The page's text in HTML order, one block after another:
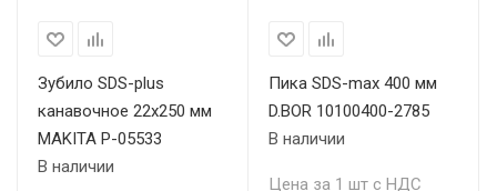
Зубило SDS-plus
канавочное 22х250 мм
MAKITA P-05533
В наличии
Пика SDS-max 400 мм
D.BOR 10100400-2785
В наличии
Цена за 1 шт с НДС